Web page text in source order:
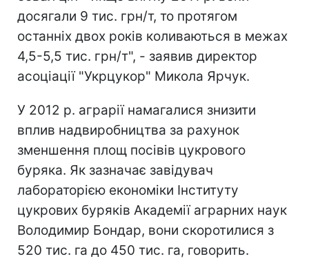
досягали 9 тис. грн/т, то протягом
останніх двох років коливаються в межах
4,5-5,5 тис. грн/т", - заявив директор
асоціації "Укрцукор" Микола Ярчук.
У 2012 р. аграрії намагалися знизити
вплив надвиробництва за рахунок
зменшення площ посівів цукрового
буряка. Як зазначає завідувач
лабораторією економіки Інституту
цукрових буряків Академії аграрних наук
Володимир Бондар, вони скоротилися з
520 тис. га до 450 тис. га, говорить.